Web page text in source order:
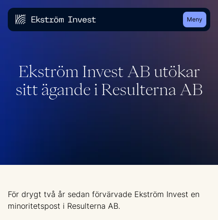
Meny
Ekström Invest AB utökar
sitt ägande i Resulterna AB
För drygt två år sedan förvärvade Ekström Invest en
minoritetspost i Resulterna AB.